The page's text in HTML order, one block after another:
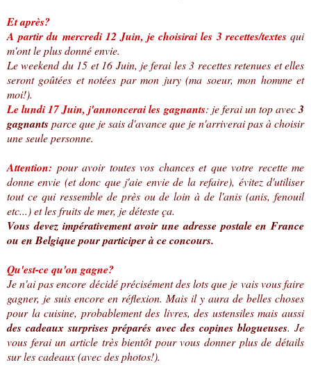
Et après?
A partir du mercredi 12 Juin, je choisirai les 3 recettes/textesqui
m'ont le plus donné envie.
Le weekend du 15 et 16 Juin, je ferai les 3 recettes retenues et elles
seront goûtées et notées par mon jury (ma soeur, mon homme et
moi!).
Le lundi 17 Juin, j'annoncerai les gagnants: je ferai un top avec3
gagnantsparce que je sais d'avance que je n'arriverai pas à choisir
une seule personne.
Attention: pour avoir toutes vos chances et que votre recette me
donne envie (et donc que j'aie envie de la refaire), évitez d'utiliser
tout ce qui ressemble de près ou de loin à de l'anis (anis, fenouil
etc...) et les fruits de mer, je déteste ça.
Vous devez impérativement avoir une adresse postale en France
ou en Belgique pour participer à ce concours.
Qu'est-ce qu'on gagne?
Je n'ai pas encore décidé précisément des lots que je vais vous faire
gagner, je suis encore en réflexion. Mais il y aura de belles choses
pour la cuisine, probablement des livres, des ustensiles mais aussi
des cadeaux surprises préparés avec des copines blogueuses. Je
vous ferai un article très bientôt pour vous donner plus de détails
sur les cadeaux (avec des photos!).